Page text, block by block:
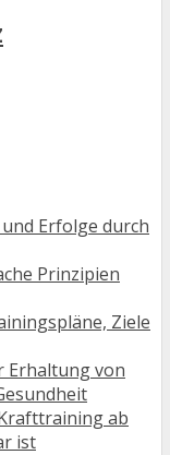
Erfolge durch
Prinzipien
Ziele
Erhaltung von
ab
ist